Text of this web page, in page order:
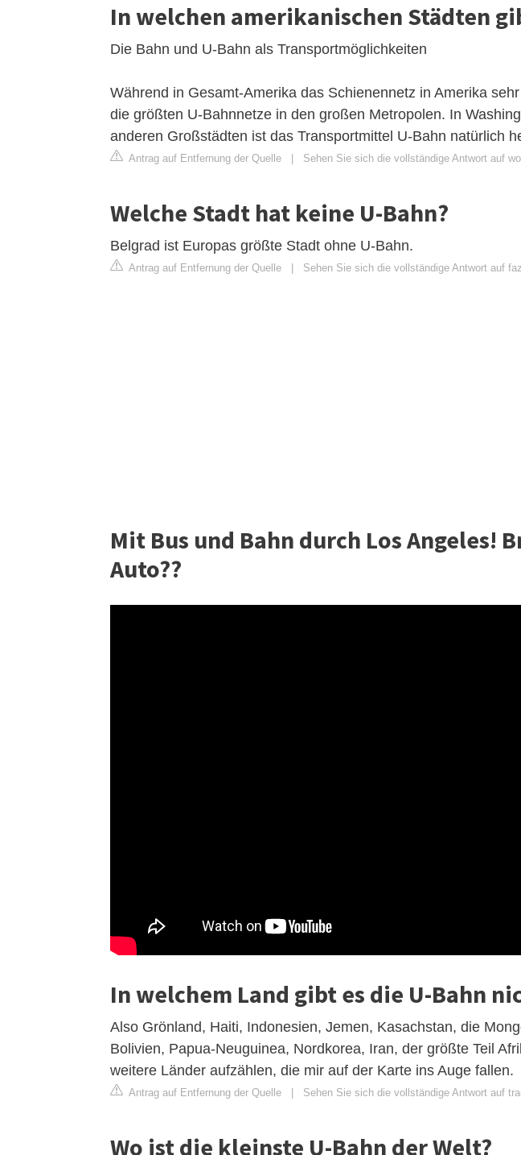
In welchen amerikanischen Städten
Die Bahn und U-Bahn als Transportmöglichkeiten
Während in Gesamt-Amerika das Schienennetz in Amerika
die größten U-Bahnnetze in den großen Metropolen. In
anderen Großstädten ist das Transportmittel U-Bahn natürlich
Antrag auf Entfernung der Quelle Sehen Sie sich die vollständige Antwort auf
Welche Stadt hat keine U-Bahn?
Belgrad ist Europas größte Stadt ohne U-Bahn.
Antrag auf Entfernung der Quelle Sehen Sie sich die vollständige Antwort auf
Mit Bus und Bahn durch Los Angeles!
Auto??
In welchem ​​Land gibt es die U-Bahn
Also Grönland, Haiti, Indonesien, Jemen, Kasachstan, die
Bolivien, Papua-Neuguinea, Nordkorea, Iran, der größte Teil
weitere Länder aufzählen, die mir auf der Karte ins Auge fallen.
Antrag auf Entfernung der Quelle | Sehen Sie sich die vollständige Antwort auf
Wo ist die kleinste U-Bahn der Welt?